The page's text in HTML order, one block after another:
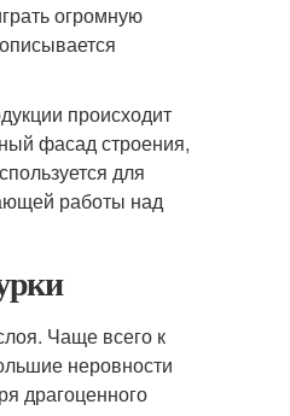
огромную
происходит
фасад строения,
для
работы над
Чаще всего к
неровности
драгоценного